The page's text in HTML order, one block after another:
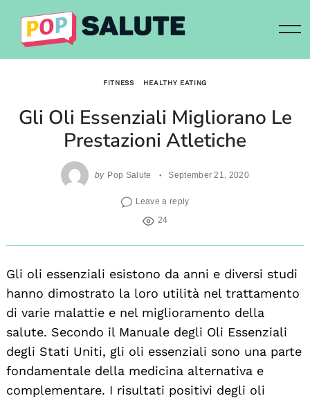
content
FITNESS HEALTHY EATING
Gli Oli Essenziali Migliorano Le
Prestazioni Atletiche
by Pop Salute September 21, 2020
Leave a reply
24
Gli oli essenziali esistono da anni e diversi studi
hanno dimostrato la loro utilità nel trattamento
di varie malattie e nel miglioramento della
salute. Secondo il Manuale degli Oli Essenziali
degli Stati Uniti, gli oli essenziali sono una parte
fondamentale della medicina alternativa e
complementare. I risultati positivi degli oli